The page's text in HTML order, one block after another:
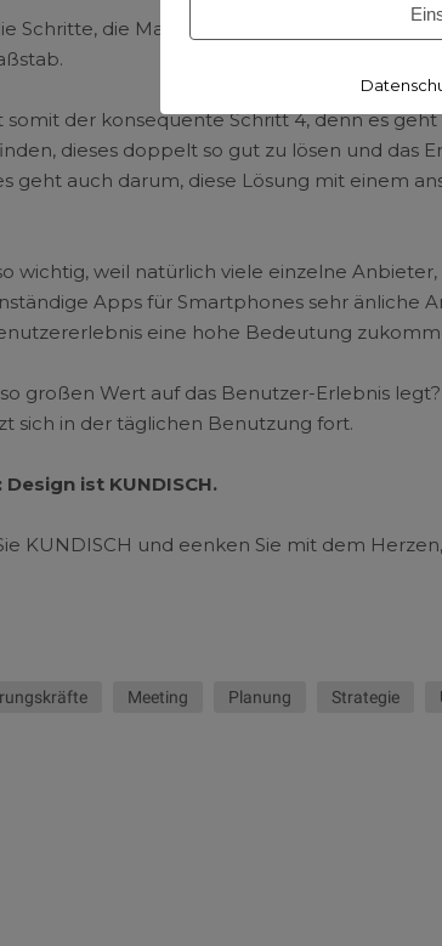
Schritte, die Markenartikel-Hersteller mit der
somit der konsequente Schritt 4, denn es
dieses doppelt so gut zu lösen und das
geht auch darum, diese Lösung mit einem
wichtig, weil natürlich viele einzelne
Apps für Smartphones sehr änliche
eine hohe Bedeutung
großen Wert auf das Benutzer-Erlebnis
sich in der täglichen Benutzung fort.
ist KUNDISCH.
KUNDISCH und eenken Sie mit dem
Meeting Planung Strategie